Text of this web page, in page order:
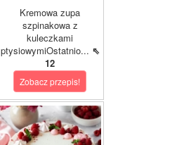
Kremowa zupa
szpinakowa z
kuleczkami
ptysiowymiOstatnio... ⇖
12
Zobacz przepis!